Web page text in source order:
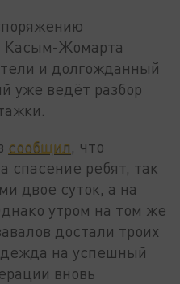
Касым-Жомарта
и долгожданный
уже ведёт разбор
сообщил, что
ребят, так
двое суток, а на
утром на том же
достали троих
на успешный
вновь